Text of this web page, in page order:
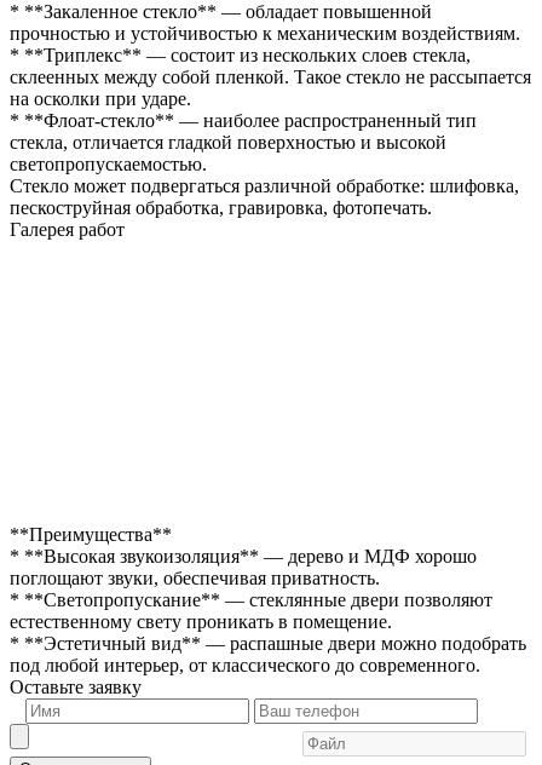
* **Закаленное стекло** — обладает повышенной
прочностью и устойчивостью к механическим воздействиям.
* **Триплекс** — состоит из нескольких слоев стекла,
склеенных между собой пленкой. Такое стекло не рассыпается
на осколки при ударе.
* **Флоат-стекло** — наиболее распространенный тип
стекла, отличается гладкой поверхностью и высокой
светопропускаемостью.
Стекло может подвергаться различной обработке: шлифовка,
пескоструйная обработка, гравировка, фотопечать.
Галерея работ
**Преимущества**
* **Высокая звукоизоляция** — дерево и МДФ хорошо
поглощают звуки, обеспечивая приватность.
* **Светопропускание** — стеклянные двери позволяют
естественному свету проникать в помещение.
* **Эстетичный вид** — распашные двери можно подобрать
под любой интерьер, от классического до современного.
Оставьте заявку